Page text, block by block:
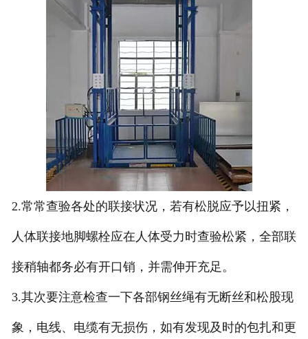
2.常常查验各处的联接状况，若有松脱应予以扭紧，
人体联接地脚螺栓应在人体受力时查验松紧，全部联
接稍轴都务必有开口销，并需伸开充足。
3.其次要注意检查一下各部钢丝绳有无断丝和松股现
象，电线、电缆有无损伤，如有发现及时的包扎和更